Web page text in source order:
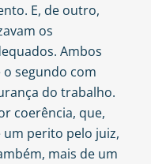
E, de outro,
os
Ambos
segundo com
do trabalho.
coerência, que,
perito pelo juiz,
mais de um